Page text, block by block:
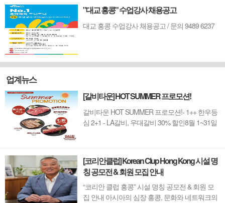
"대교 홍콩" 수업강사 채용공고
대교 홍콩 수업강사 채용공고 / 문의 9489 6237
업계뉴스
[갈비타운] HOT SUMMER 프로모션!
갈비타운 HOT SUMMER 프로모션!- 1++ 한우등
심 2+1 - LA갈비, 우대갈비 30% 할인8월 1~31일
[코리안클럽] Korean Clup Hong Kong 시설 명
칭 공모전 & 회원 모집 안내
“코리안 클럽 홍콩” 시설 명칭 공모전 & 회원 모
집 안내 아시아의 심장 홍콩, 문화와 네트워크의